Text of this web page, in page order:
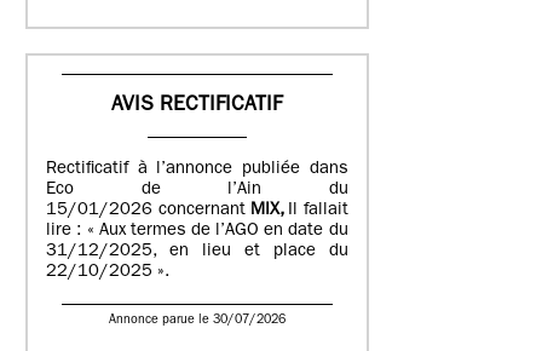
AVIS RECTIFICATIF
Rectificatif à l’annonce publiée dans
Eco de l’Ain du
15/01/2026 concernant MIX, Il fallait
lire : « Aux termes de l’AGO en date du
31/12/2025, en lieu et place du
22/10/2025 ».
Annonce parue le 30/07/2026